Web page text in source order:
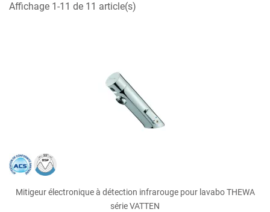
Affichage 1-11 de 11 article(s)
Mitigeur électronique à détection infrarouge pour lavabo THEWA
série VATTEN